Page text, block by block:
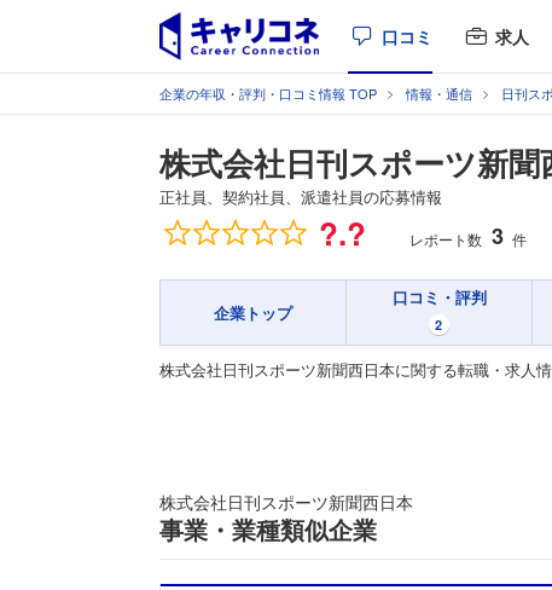
口コミ 求人
企業の年収・評判・口コミ情報 TOP 情報・通信 日刊ス
株式会社日刊スポーツ新聞
正社員、契約社員、派遣社員の応募情報
総合評価 ?.? レポート数 3 件
企業トップ
口コミ・評判
2
株式会社日刊スポーツ新聞西日本に関する転職・求人
株式会社日刊スポーツ新聞西日本
事業・業種類似企業